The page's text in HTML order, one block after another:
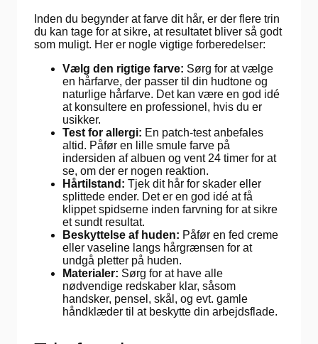
Inden du begynder at farve dit hår, er der flere trin
du kan tage for at sikre, at resultatet bliver så godt
som muligt. Her er nogle vigtige forberedelser:
Vælg den rigtige farve: Sørg for at vælge
en hårfarve, der passer til din hudtone og
naturlige hårfarve. Det kan være en god idé
at konsultere en professionel, hvis du er
usikker.
Test for allergi: En patch-test anbefales
altid. Påfør en lille smule farve på
indersiden af albuen og vent 24 timer for at
se, om der er nogen reaktion.
Hårtilstand: Tjek dit hår for skader eller
splittede ender. Det er en god idé at få
klippet spidserne inden farvning for at sikre
et sundt resultat.
Beskyttelse af huden: Påfør en fed creme
eller vaseline langs hårgrænsen for at
undgå pletter på huden.
Materialer: Sørg for at have alle
nødvendige redskaber klar, såsom
handsker, pensel, skål, og evt. gamle
håndklæder til at beskytte din arbejdsflade.